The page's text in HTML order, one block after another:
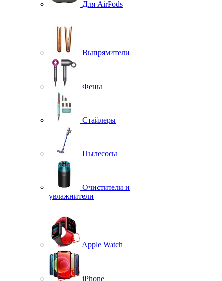
Для AirPods
Выпрямители
Фены
Стайлеры
Пылесосы
Очистители и
увлажнители
Apple Watch
iPhone